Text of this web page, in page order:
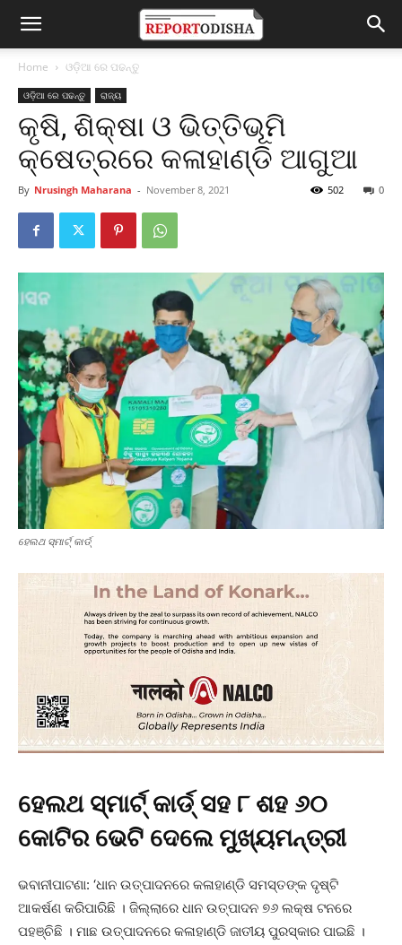
Home ଓଡ଼ିଆ ରେ ପଢନ୍ତୁ
ଓଡ଼ିଆ ରେ ପଢନ୍ତୁ ରାଜ୍ୟ
କୃଷି, ଶିକ୍ଷା ଓ ଭିତ୍ତିଭୂମି
କ୍ଷେତ୍ରରେ କଳାହାଣ୍ଡି ଆଗୁଆ
By Nrusingh Maharana - November 8, 2021 0
502
ହେଲଥ ସ୍ମାର୍ଟ୍ କାର୍ଡ୍
ହେଲଥ ସ୍ମାର୍ଟ୍ କାର୍ଡ୍ ସହ ୮ ଶହ ୬୦
କୋଟିର ଭେଟି ଦେଲେ ମୁଖ୍ୟମନ୍ତ୍ରୀ
ଭବାନୀପାଟଣା: ‘ଧାନ ଉତ୍ପାଦନରେ କଳାହାଣ୍ଡି ସମସ୍ତଙ୍କ ଦୃଷ୍ଟି
ଆକର୍ଷଣ କରିପାରିଛି । ଜିଲ୍ଲାରେ ଧାନ ଉତ୍ପାଦନ ୭୬ ଲକ୍ଷ ଟନରେ
ପହଞ୍ଚିଛି । ମାଛ ଉତ୍ପାଦନରେ କଳାହାଣ୍ଡି ଜାତୀୟ ପୁରସ୍କାର ପାଇଛି ।